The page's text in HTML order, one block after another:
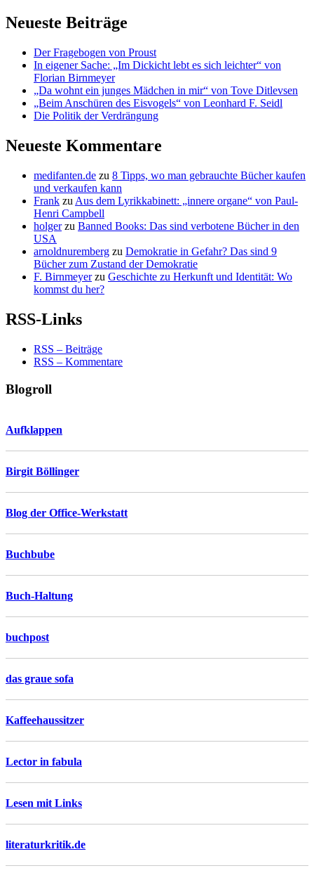
Neueste Beiträge
Der Fragebogen von Proust
In eigener Sache: „Im Dickicht lebt es sich leichter“ von
Florian Birnmeyer
„Da wohnt ein junges Mädchen in mir“ von Tove Ditlevsen
„Beim Anschüren des Eisvogels“ von Leonhard F. Seidl
Die Politik der Verdrängung
Neueste Kommentare
medifanten.de zu 8 Tipps, wo man gebrauchte Bücher kaufen
und verkaufen kann
Frank zu Aus dem Lyrikkabinett: „innere organe“ von Paul-
Henri Campbell
holgerzu Banned Books: Das sind verbotene Bücher in den
USA
arnoldnuremberg zu Demokratie in Gefahr? Das sind 9
Bücher zum Zustand der Demokratie
F. Birnmeyerzu Geschichte zu Herkunft und Identität: Wo
kommst du her?
RSS-Links
RSS – Beiträge
RSS – Kommentare
Blogroll
Aufklappen
Birgit Böllinger
Blog der Office-Werkstatt
Buchbube
Buch-Haltung
buchpost
das graue sofa
Kaffeehaussitzer
Lector in fabula
Lesen mit Links
literaturkritik.de